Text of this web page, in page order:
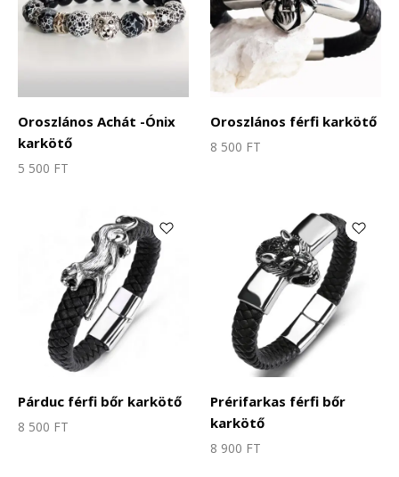
Oroszlános Achát -Ónix
karkötő
5 500 FT
Oroszlános férfi karkötő
8 500 FT
Párduc férfi bőr karkötő
8 500 FT
Prérifarkas férfi bőr
karkötő
8 900 FT